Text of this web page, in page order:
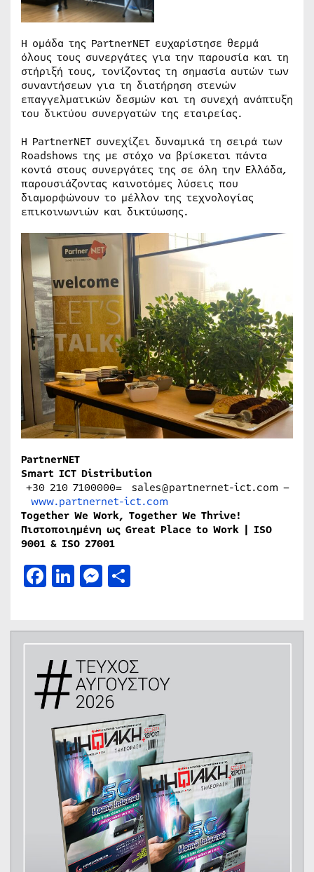
Η ομάδα της PartnerNET ευχαρίστησε θερμά
όλους τους συνεργάτες για την παρουσία και τη
στήριξή τους, τονίζοντας τη σημασία αυτών των
συναντήσεων για τη διατήρηση στενών
επαγγελματικών δεσμών και τη συνεχή ανάπτυξη
του δικτύου συνεργατών της εταιρείας.
Η PartnerNET συνεχίζει δυναμικά τη σειρά των
Roadshows της με στόχο να βρίσκεται πάντα
κοντά στους συνεργάτες της σε όλη την Ελλάδα,
παρουσιάζοντας καινοτόμες λύσεις που
διαμορφώνουν το μέλλον της τεχνολογίας
επικοινωνιών και δικτύωσης.
PartnerNET
Smart ICT Distribution
+30 210 7100000= sales@partnernet-ict.com –
www.partnernet-ict.com
Together We Work, Together We Thrive!
Πιστοποιημένη ως Great Place to Work | ISO
9001 & ISO 27001
Facebook
LinkedIn
Messenger